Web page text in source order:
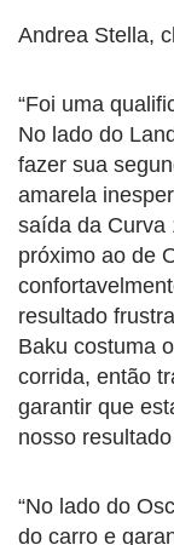
Andrea Stella,
“Foi uma
No lado do
fazer sua
amarela
saída da Curva
próximo ao de
resultado
Baku costuma
corrida, então
garantir que
nosso
“No lado do
do carro e